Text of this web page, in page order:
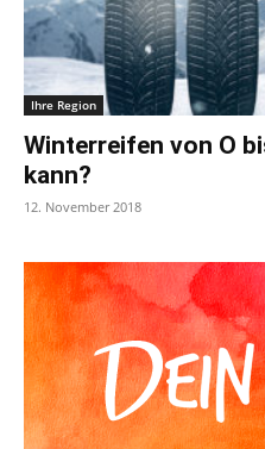
Ihre Region
Winterreifen von O
kann?
12. November 2018